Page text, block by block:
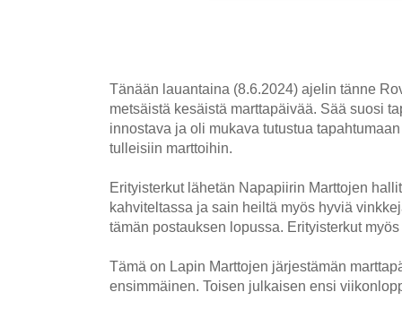
Tänään lauantaina (8.6.2024) ajelin tänne
metsäistä kesäistä marttapäivää. Sää suosi
innostava ja oli mukava tutustua
tulleisiin marttoihin.
Erityisterkut lähetän Napapiirin Marttojen
kahviteltassa ja sain heiltä myös hyviä
tämän postauksen lopussa. Erityisterkut
Tämä on Lapin Marttojen järjestämän
ensimmäinen. Toisen julkaisen ensi